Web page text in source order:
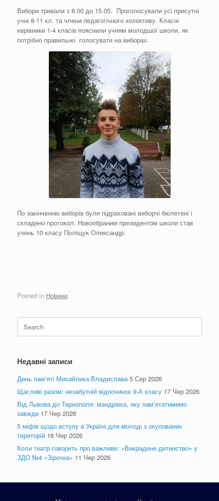
Вибори тривали з 8.00 до 15.05. Проголосували усі присутні
учні 8-11 кл. та члени педагогічного колективу. Класні
керівники 1-4 класів пояснили учням молодшої школи, як
потрібно правильно голосувати на виборах.
По закінченню виборів були підраховані виборчі бюлетені і
складено протокол. Новообраним президентом школи став
учень 10 класу Поліщук Олександр.
Posted in Новини.
Search
for:
Недавні записи
День пам’яті Михайлика Владислава 5 Сер 2026
Щасливі разом: незабутній відпочинок 9-А класу 17 Чер 2026
Від Львова до Тернополя: мандрівка, яку пам’ятатимемо
завжди 17 Чер 2026
5 міфів щодо вступу в Україні для молоді з окупованих
територій 16 Чер 2026
Коли театр говорить про важливе: «Викрадене дитинство» у
ЗДО №4 «Зірочка» 11 Чер 2026